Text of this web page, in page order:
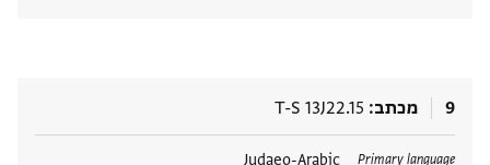
9 מכתב T-S 13J22.15
Primary language
Judaeo-Arabic תגים